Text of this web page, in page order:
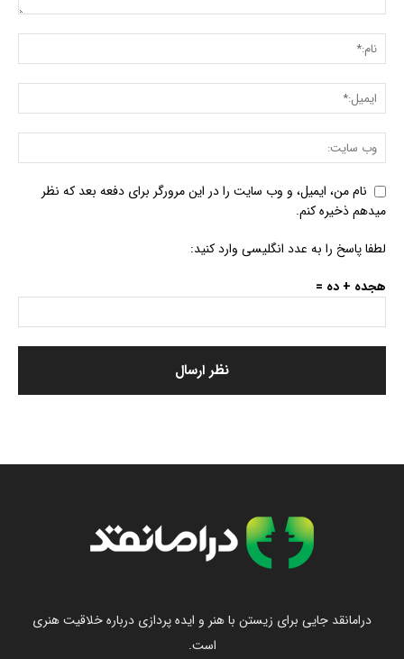
نام من، ایمیل، و وب سایت را در این مرورگر برای دفعه بعد که نظر
میدهم ذخیره کنم.
لطفا پاسخ را به عدد انگلیسی وارد کنید:
هجده + ده =
درامانقد جایی برای زیستن با هنر و ایده پردازی درباره خلاقیت هنری
است.